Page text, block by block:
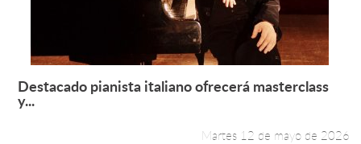
Leer más +
Destacado pianista italiano ofrecerá masterclass
y...
Martes 12 de mayo de 2026